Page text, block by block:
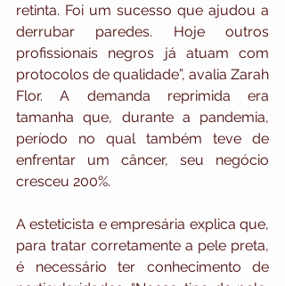
retinta. Foi um sucesso que ajudou a
derrubar paredes. Hoje outros
profissionais negros já atuam com
protocolos de qualidade”, avalia Zarah
Flor. A demanda reprimida era
tamanha que, durante a pandemia,
período no qual também teve de
enfrentar um câncer, seu negócio
cresceu 200%.
A esteticista e empresária explica que,
para tratar corretamente a pele preta,
é necessário ter conhecimento de